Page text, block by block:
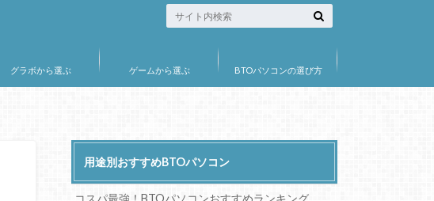
グラボから選ぶ ゲームから選ぶ BTOパソコンの選び方
用途別おすすめBTOパソコン
コスパ最強！BTOパソコンおすすめランキング